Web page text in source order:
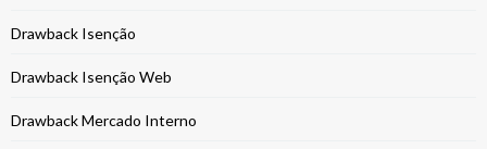
Drawback Isenção
Drawback Isenção Web
Drawback Mercado Interno